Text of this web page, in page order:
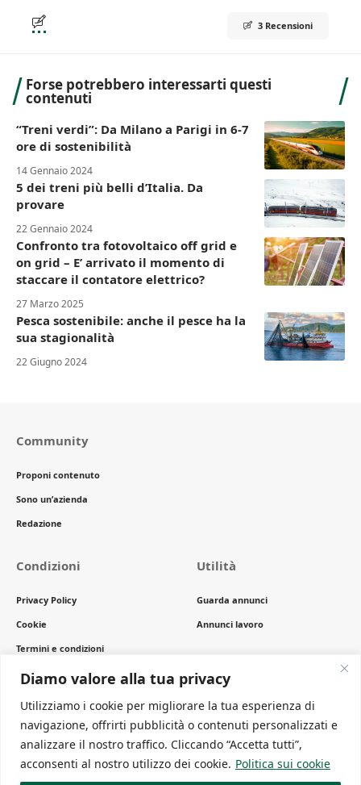
Diamo valore alla tua privacy
Utilizziamo i cookie per migliorare la tua esperienza di
navigazione, offrirti pubblicità o contenuti personalizzati e
analizzare il nostro traffico. Cliccando “Accetta tutti”,
acconsenti al nostro utilizzo dei cookie. Politica sui cookie
3 Recensioni
Forse potrebbero interessarti questi
contenuti
“Treni verdi”: Da Milano a Parigi in 6-7
ore di sostenibilità
14 Gennaio 2024
5 dei treni più belli d’Italia. Da
provare
22 Gennaio 2024
Confronto tra fotovoltaico off grid e
on grid – E’ arrivato il momento di
staccare il contatore elettrico?
27 Marzo 2025
Pesca sostenibile: anche il pesce ha la
sua stagionalità
22 Giugno 2024
Community
Proponi contenuto
Sono un’azienda
Redazione
Condizioni
Privacy Policy
Cookie
Termini e condizioni
Copyright
Utilità
Guarda annunci
Annunci lavoro
Newsletter